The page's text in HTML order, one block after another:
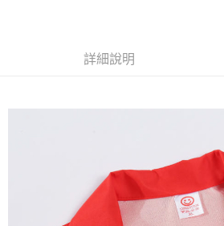
詳細說明